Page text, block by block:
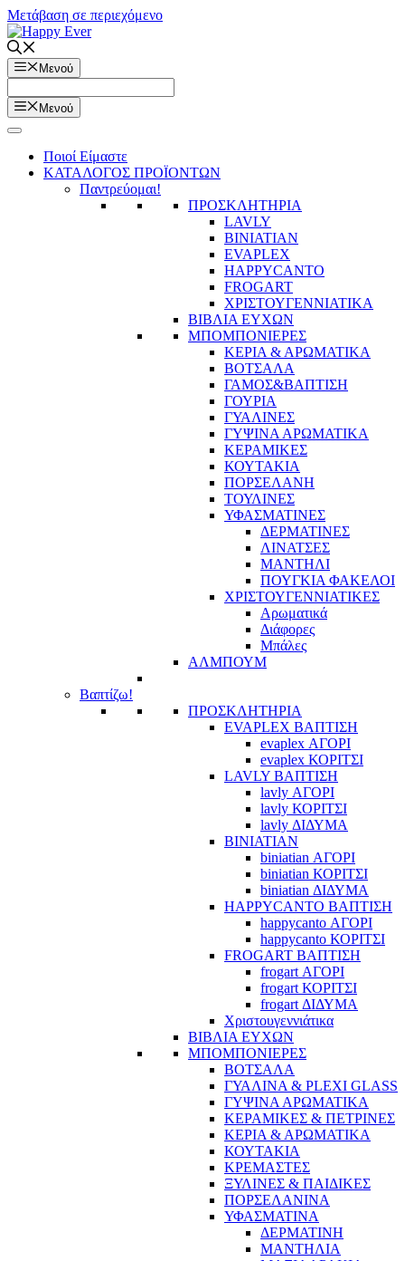
Μετάβαση σε περιεχόμενο
Μενού
Μενού
Ποιοί Είμαστε
ΚΑΤΑΛΟΓΟΣ ΠΡΟΪΟΝΤΩΝ
Παντρεύομαι!
ΠΡΟΣΚΛΗΤΗΡΙΑ
LAVLY
BINIATIAN
EVAPLEX
HAPPYCANTO
FROGART
ΧΡΙΣΤΟΥΓΕΝΝΙΑΤΙΚΑ
ΒΙΒΛΙΑ ΕΥΧΩΝ
ΜΠΟΜΠΟΝΙΕΡΕΣ
ΚΕΡΙΑ & ΑΡΩΜΑΤΙΚΑ
ΒΟΤΣΑΛΑ
ΓΑΜΟΣ&ΒΑΠΤΙΣΗ
ΓΟΥΡΙΑ
ΓΥΑΛΙΝΕΣ
ΓΥΨΙΝΑ ΑΡΩΜΑΤΙΚΑ
ΚΕΡΑΜΙΚΕΣ
ΚΟΥΤΑΚΙΑ
ΠΟΡΣΕΛΑΝΗ
ΤΟΥΛΙΝΕΣ
ΥΦΑΣΜΑΤΙΝΕΣ
ΔΕΡΜΑΤΙΝΕΣ
ΛΙΝΑΤΣΕΣ
ΜΑΝΤΗΛΙ
ΠΟΥΓΚΙΑ ΦΑΚΕΛΟΙ
ΧΡΙΣΤΟΥΓΕΝΝΙΑΤΙΚΕΣ
Αρωματικά
Διάφορες
Μπάλες
ΑΛΜΠΟΥΜ
Βαπτίζω!
ΠΡΟΣΚΛΗΤΗΡΙΑ
EVAPLEX ΒΑΠΤΙΣΗ
evaplex ΑΓΟΡΙ
evaplex ΚΟΡΙΤΣΙ
LAVLY ΒΑΠΤΙΣΗ
lavly ΑΓΟΡΙ
lavly ΚΟΡΙΤΣΙ
lavly ΔΙΔΥΜΑ
BINIATIAN
biniatian ΑΓΟΡΙ
biniatian ΚΟΡΙΤΣΙ
biniatian ΔΙΔΥΜΑ
HAPPYCANTO ΒΑΠΤΙΣΗ
happycanto ΑΓΟΡΙ
happycanto ΚΟΡΙΤΣΙ
FROGART ΒΑΠΤΙΣΗ
frogart ΑΓΟΡΙ
frogart ΚΟΡΙΤΣΙ
frogart ΔΙΔΥΜΑ
Χριστουγεννιάτικα
ΒΙΒΛΙΑ ΕΥΧΩΝ
ΜΠΟΜΠΟΝΙΕΡΕΣ
ΒΟΤΣΑΛΑ
ΓΥΑΛΙΝΑ & PLEXI GLASS
ΓΥΨΙΝΑ ΑΡΩΜΑΤΙΚΑ
ΚΕΡΑΜΙΚΕΣ & ΠΕΤΡΙΝΕΣ
ΚΕΡΙΑ & ΑΡΩΜΑΤΙΚΑ
ΚΟΥΤΑΚΙΑ
ΚΡΕΜΑΣΤΕΣ
ΞΥΛΙΝΕΣ & ΠΑΙΔΙΚΕΣ
ΠΟΡΣΕΛΑΝΙΝΑ
ΥΦΑΣΜΑΤΙΝA
ΔΕΡΜΑΤΙΝΗ
ΜΑΝΤΗΛΙΑ